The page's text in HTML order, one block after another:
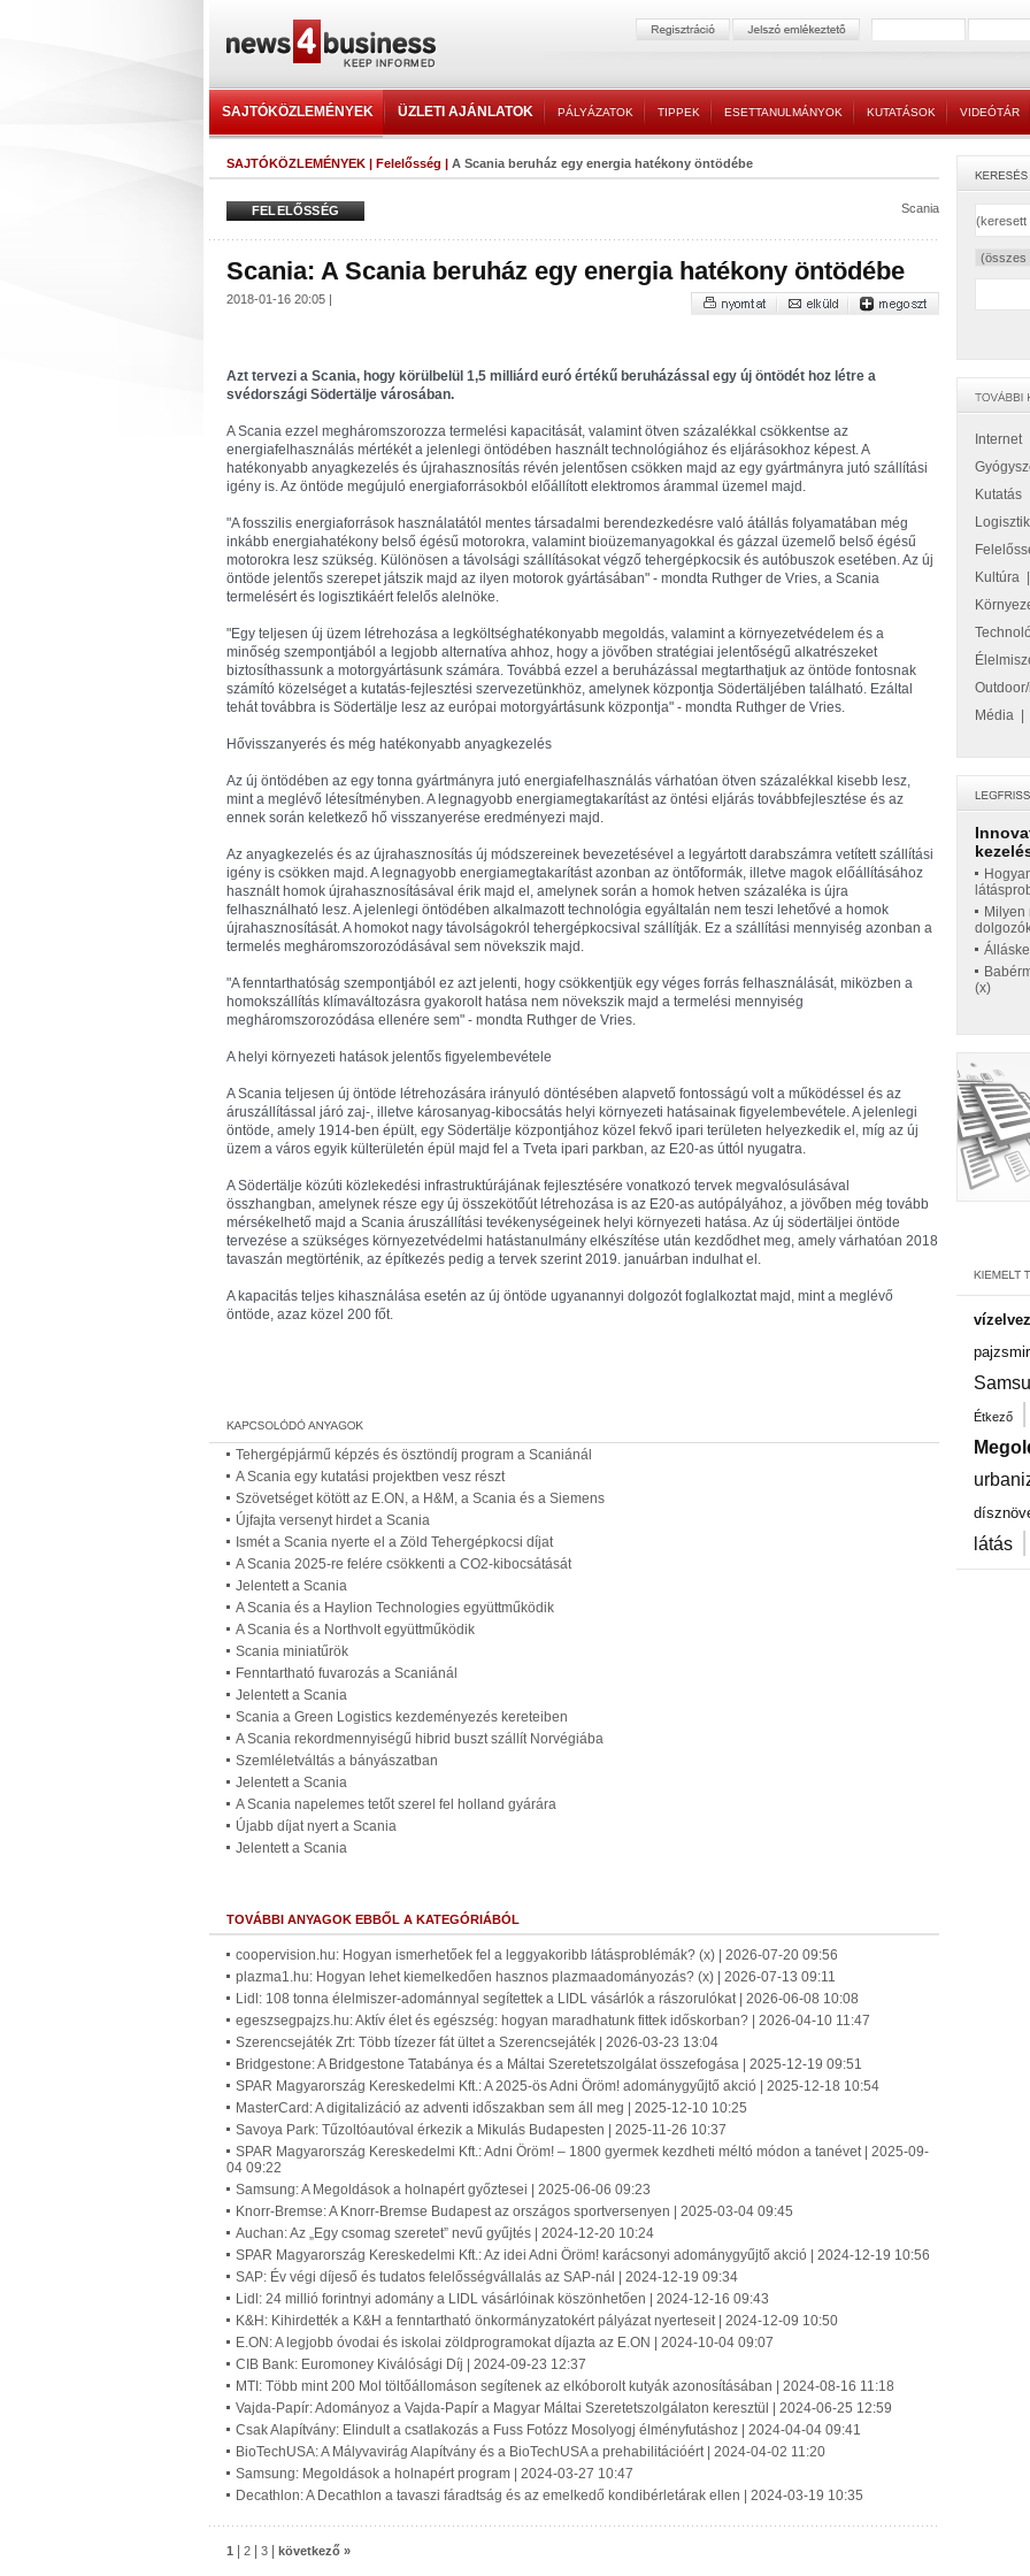
SAJTÓKÖZLEMÉNYEK ÜZLETI AJÁNLATOK PÁLYÁZATOK TIPPEK ESETTANULMÁNYOK KUTATÁSOK VIDEÓTÁR
SAJTÓKÖZLEMÉNYEK | Felelősség | A Scania beruház egy energia hatékony öntödébe
FELELŐSSÉG Scania
Scania: A Scania beruház egy energia hatékony öntödébe
2018-01-16 20:05 |
Azt tervezi a Scania, hogy körülbelül 1,5 milliárd euró értékű beruházással egy új öntödét hoz létre a
svédországi Södertälje városában.
A Scania ezzel megháromszorozza termelési kapacitását, valamint ötven százalékkal csökkentse az
energiafelhasználás mértékét a jelenlegi öntödében használt technológiához és eljárásokhoz képest. A
hatékonyabb anyagkezelés és újrahasznosítás révén jelentősen csökken majd az egy gyártmányra jutó szállítási
igény is. Az öntöde megújuló energiaforrásokból előállított elektromos árammal üzemel majd.
"A fosszilis energiaforrások használatától mentes társadalmi berendezkedésre való átállás folyamatában még
inkább energiahatékony belső égésű motorokra, valamint bioüzemanyagokkal és gázzal üzemelő belső égésű
motorokra lesz szükség. Különösen a távolsági szállításokat végző tehergépkocsik és autóbuszok esetében. Az új
öntöde jelentős szerepet játszik majd az ilyen motorok gyártásában" - mondta Ruthger de Vries, a Scania
termelésért és logisztikáért felelős alelnöke.
"Egy teljesen új üzem létrehozása a legköltséghatékonyabb megoldás, valamint a környezetvédelem és a
minőség szempontjából a legjobb alternatíva ahhoz, hogy a jövőben stratégiai jelentőségű alkatrészeket
biztosíthassunk a motorgyártásunk számára. Továbbá ezzel a beruházással megtarthatjuk az öntöde fontosnak
számító közelséget a kutatás-fejlesztési szervezetünkhöz, amelynek központja Södertäljében található. Ezáltal
tehát továbbra is Södertälje lesz az európai motorgyártásunk központja" - mondta Ruthger de Vries.
Hővisszanyerés és még hatékonyabb anyagkezelés
Az új öntödében az egy tonna gyártmányra jutó energiafelhasználás várhatóan ötven százalékkal kisebb lesz,
mint a meglévő létesítményben. A legnagyobb energiamegtakarítást az öntési eljárás továbbfejlesztése és az
ennek során keletkező hő visszanyerése eredményezi majd.
Az anyagkezelés és az újrahasznosítás új módszereinek bevezetésével a legyártott darabszámra vetített szállítási
igény is csökken majd. A legnagyobb energiamegtakarítást azonban az öntőformák, illetve magok előállításához
használt homok újrahasznosításával érik majd el, amelynek során a homok hetven százaléka is újra
felhasználható lesz. A jelenlegi öntödében alkalmazott technológia egyáltalán nem teszi lehetővé a homok
újrahasznosítását. A homokot nagy távolságokról tehergépkocsival szállítják. Ez a szállítási mennyiség azonban a
termelés megháromszorozódásával sem növekszik majd.
"A fenntarthatóság szempontjából ez azt jelenti, hogy csökkentjük egy véges forrás felhasználását, miközben a
homokszállítás klímaváltozásra gyakorolt hatása nem növekszik majd a termelési mennyiség
megháromszorozódása ellenére sem" - mondta Ruthger de Vries.
A helyi környezeti hatások jelentős figyelembevétele
A Scania teljesen új öntöde létrehozására irányuló döntésében alapvető fontosságú volt a működéssel és az
áruszállítással járó zaj-, illetve károsanyag-kibocsátás helyi környezeti hatásainak figyelembevétele. A jelenlegi
öntöde, amely 1914-ben épült, egy Södertälje központjához közel fekvő ipari területen helyezkedik el, míg az új
üzem a város egyik külterületén épül majd fel a Tveta ipari parkban, az E20-as úttól nyugatra.
A Södertälje közúti közlekedési infrastruktúrájának fejlesztésére vonatkozó tervek megvalósulásával
összhangban, amelynek része egy új összekötőút létrehozása is az E20-as autópályához, a jövőben még tovább
mérsékelhető majd a Scania áruszállítási tevékenységeinek helyi környezeti hatása. Az új södertäljei öntöde
tervezése a szükséges környezetvédelmi hatástanulmány elkészítése után kezdődhet meg, amely várhatóan 2018
tavaszán megtörténik, az építkezés pedig a tervek szerint 2019. januárban indulhat el.
A kapacitás teljes kihasználása esetén az új öntöde ugyanannyi dolgozót foglalkoztat majd, mint a meglévő
öntöde, azaz közel 200 főt.
Tehergépjármű képzés és ösztöndíj program a Scaniánál
A Scania egy kutatási projektben vesz részt
Szövetséget kötött az E.ON, a H&M, a Scania és a Siemens
Újfajta versenyt hirdet a Scania
Ismét a Scania nyerte el a Zöld Tehergépkocsi díjat
A Scania 2025-re felére csökkenti a CO2-kibocsátását
Jelentett a Scania
A Scania és a Haylion Technologies együttműködik
A Scania és a Northvolt együttműködik
Scania miniatűrök
Fenntartható fuvarozás a Scaniánál
Jelentett a Scania
Scania a Green Logistics kezdeményezés kereteiben
A Scania rekordmennyiségű hibrid buszt szállít Norvégiába
Szemléletváltás a bányászatban
Jelentett a Scania
A Scania napelemes tetőt szerel fel holland gyárára
Újabb díjat nyert a Scania
Jelentett a Scania
TOVÁBBI ANYAGOK EBBŐL A KATEGÓRIÁBÓL
coopervision.hu: Hogyan ismerhetőek fel a leggyakoribb látásproblémák? (x) | 2026-07-20 09:56
plazma1.hu: Hogyan lehet kiemelkedően hasznos plazmaadományozás? (x) | 2026-07-13 09:11
Lidl: 108 tonna élelmiszer-adománnyal segítettek a LIDL vásárlók a rászorulókat | 2026-06-08 10:08
egeszsegpajzs.hu: Aktív élet és egészség: hogyan maradhatunk fittek időskorban? | 2026-04-10 11:47
Szerencsejáték Zrt: Több tízezer fát ültet a Szerencsejáték | 2026-03-23 13:04
Bridgestone: A Bridgestone Tatabánya és a Máltai Szeretetszolgálat összefogása | 2025-12-19 09:51
SPAR Magyarország Kereskedelmi Kft.: A 2025-ös Adni Öröm! adománygyűjtő akció | 2025-12-18 10:54
MasterCard: A digitalizáció az adventi időszakban sem áll meg | 2025-12-10 10:25
Savoya Park: Tűzoltóautóval érkezik a Mikulás Budapesten | 2025-11-26 10:37
SPAR Magyarország Kereskedelmi Kft.: Adni Öröm! – 1800 gyermek kezdheti méltó módon a tanévet | 2025-09-
04 09:22
Samsung: A Megoldások a holnapért győztesei | 2025-06-06 09:23
Knorr-Bremse: A Knorr-Bremse Budapest az országos sportversenyen | 2025-03-04 09:45
Auchan: Az „Egy csomag szeretet” nevű gyűjtés | 2024-12-20 10:24
SPAR Magyarország Kereskedelmi Kft.: Az idei Adni Öröm! karácsonyi adománygyűjtő akció | 2024-12-19 10:56
SAP: Év végi díjeső és tudatos felelősségvállalás az SAP-nál | 2024-12-19 09:34
Lidl: 24 millió forintnyi adomány a LIDL vásárlóinak köszönhetően | 2024-12-16 09:43
K&H: Kihirdették a K&H a fenntartható önkormányzatokért pályázat nyerteseit | 2024-12-09 10:50
E.ON: A legjobb óvodai és iskolai zöldprogramokat díjazta az E.ON | 2024-10-04 09:07
CIB Bank: Euromoney Kiválósági Díj | 2024-09-23 12:37
MTI: Több mint 200 Mol töltőállomáson segítenek az elkóborolt kutyák azonosításában | 2024-08-16 11:18
Vajda-Papír: Adományoz a Vajda-Papír a Magyar Máltai Szeretetszolgálaton keresztül | 2024-06-25 12:59
Csak Alapítvány: Elindult a csatlakozás a Fuss Fotózz Mosolyogj élményfutáshoz | 2024-04-04 09:41
BioTechUSA: A Mályvavirág Alapítvány és a BioTechUSA a prehabilitációért | 2024-04-02 11:20
Samsung: Megoldások a holnapért program | 2024-03-27 10:47
Decathlon: A Decathlon a tavaszi fáradtság és az emelkedő kondibérletárak ellen | 2024-03-19 10:35
1 2 3 következő »
Internet|
Kutatás
Kultúra
Média
Milyen
(x)
Étkező |
látás |